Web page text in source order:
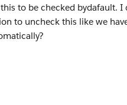
to be checked bydafault. I
to uncheck this like we